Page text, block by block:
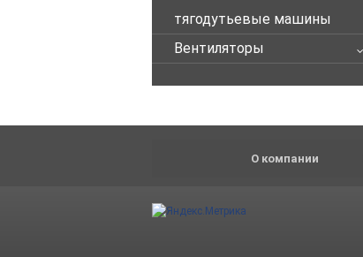
тягодутьевые машины
Вентиляторы
О компании